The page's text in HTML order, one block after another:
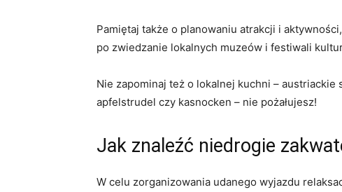
Pamiętaj także o planowaniu ‌atrakcji i
po zwiedzanie ⁤lokalnych muzeów i festiwali
Nie ‍zapominaj ⁤też o lokalnej ​kuchni –
apfelstrudel czy kasnocken – nie pożałujesz!
Jak znaleźć‍ niedrogie⁢
W celu zorganizowania‍ udanego wyjazdu